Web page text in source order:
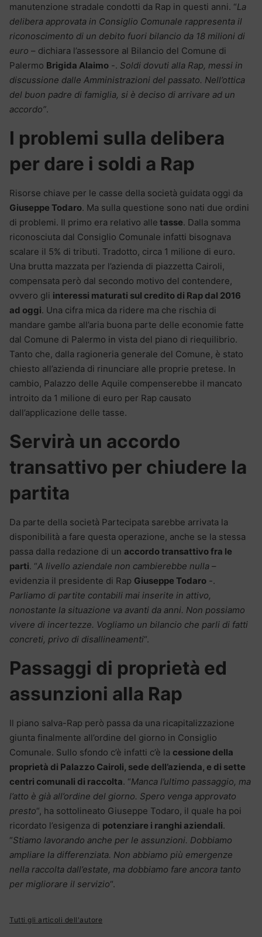
manutenzione stradale condotti da Rap in questi anni. “La
delibera approvata in Consiglio Comunale rappresenta il
riconoscimento di un debito fuori bilancio da 18 milioni di
euro – dichiara l’assessore al Bilancio del Comune di
Palermo Brigida Alaimo -. Soldi dovuti alla Rap, messi in
discussione dalle Amministrazioni del passato. Nell’ottica
del buon padre di famiglia, si è deciso di arrivare ad un
accordo”.
I problemi sulla delibera
per dare i soldi a Rap
Risorse chiave per le casse della società guidata oggi da
Giuseppe Todaro. Ma sulla questione sono nati due ordini
di problemi. Il primo era relativo alle tasse. Dalla somma
riconosciuta dal Consiglio Comunale infatti bisognava
scalare il 5% di tributi. Tradotto, circa 1 milione di euro.
Una brutta mazzata per l’azienda di piazzetta Cairoli,
compensata però dal secondo motivo del contendere,
ovvero gli interessi maturati sul credito di Rap dal 2016
ad oggi. Una cifra mica da ridere ma che rischia di
mandare gambe all’aria buona parte delle economie fatte
dal Comune di Palermo in vista del piano di riequilibrio.
Tanto che, dalla ragioneria generale del Comune, è stato
chiesto all’azienda di rinunciare alle proprie pretese. In
cambio, Palazzo delle Aquile compenserebbe il mancato
introito da 1 milione di euro per Rap causato
dall’applicazione delle tasse.
Servirà un accordo
transattivo per chiudere la
partita
Da parte della società Partecipata sarebbe arrivata la
disponibilità a fare questa operazione, anche se la stessa
passa dalla redazione di un accordo transattivo fra le
parti. “A livello aziendale non cambierebbe nulla –
evidenzia il presidente di Rap Giuseppe Todaro -.
Parliamo di partite contabili mai inserite in attivo,
nonostante la situazione va avanti da anni. Non possiamo
vivere di incertezze. Vogliamo un bilancio che parli di fatti
concreti, privo di disallineamenti“.
Passaggi di proprietà ed
assunzioni alla Rap
Il piano salva-Rap però passa da una ricapitalizzazione
giunta finalmente all’ordine del giorno in Consiglio
Comunale. Sullo sfondo c’è infatti c’è la cessione della
proprietà di Palazzo Cairoli, sede dell’azienda, e di sette
centri comunali di raccolta. “Manca l’ultimo passaggio, ma
l’atto è già all’ordine del giorno. Spero venga approvato
presto“, ha sottolineato Giuseppe Todaro, il quale ha poi
ricordato l’esigenza di potenziare i ranghi aziendali.
“Stiamo lavorando anche per le assunzioni. Dobbiamo
ampliare la differenziata. Non abbiamo più emergenze
nella raccolta dall’estate, ma dobbiamo fare ancora tanto
per migliorare il servizio“.
Tutti gli articoli dell'autore